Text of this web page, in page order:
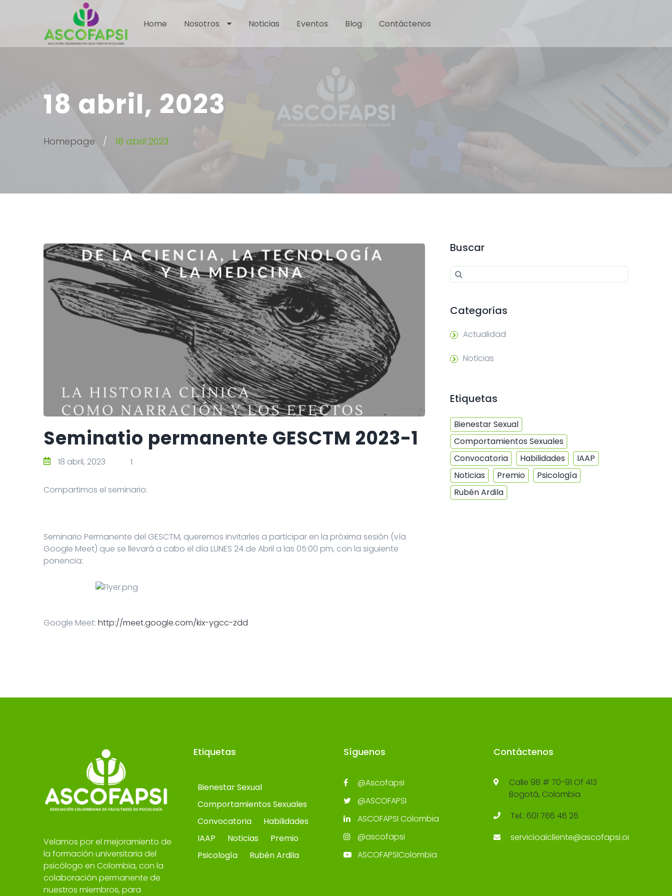
Home Nosotros Noticias Eventos Blog Contáctenos
18 abril, 2023
Homepage 18 abril 2023
Seminatio permanente GESCTM 2023-1
18 abril, 2023 1
Compartimos el seminario:
Seminario Permanente del GESCTM, queremos invitarles a participar en la próxima sesión (vía
Google Meet) que se llevará a cabo el día LUNES 24 de Abril a las 05:00 pm, con la siguiente
ponencia:
Google Meet: http://meet.google.com/kix-ygcc-zdd
Buscar
Search for:
Categorías
Actualidad
Noticias
Etiquetas
Bienestar Sexual
Comportamientos Sexuales
Convocatoria
Habilidades
IAAP
Noticias
Premio
Psicología
Rubén Ardila
Velamos por el mejoramiento de
la formación universitaria del
psicólogo en Colombia, con la
colaboración permanente de
nuestros miembros, para
Etiquetas
Bienestar Sexual
Comportamientos Sexuales
Convocatoria
Habilidades
IAAP
Noticias
Premio
Psicología
Rubén Ardila
Síguenos
@Ascofapsi
@ASCOFAPSI
ASCOFAPSI Colombia
@ascofapsi
ASCOFAPSIColombia
Contáctenos
Calle 98 # 70-91 Of 413
Bogotá, Colombia
Tel.: 601 766 46 26
servicioalcliente@ascofapsi.org.co